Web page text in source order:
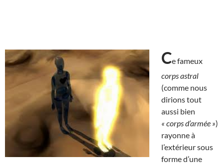
Ce fameux
corps astral
(comme nous
dirions tout
aussi bien
« corps d’armée »)
rayonne à
l’extérieur sous
forme d’une